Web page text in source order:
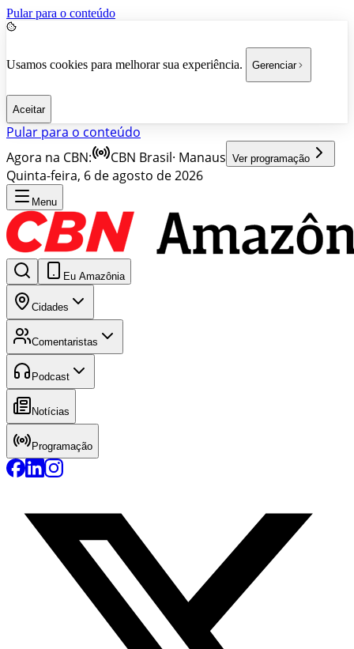
Pular para o conteúdo
Usamos cookies para melhorar sua experiência. Gerenciar
Aceitar
Pular para o conteúdo
Agora na CBN:
CBN Brasil· Manaus Ver programação
Quinta-feira, 6 de agosto de 2026
Menu
Eu Amazônia
Cidades
Comentaristas
Podcast
Notícias
Programação